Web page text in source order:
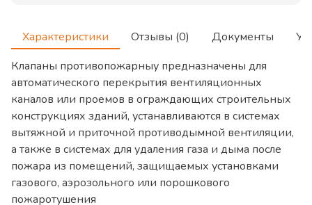
Характеристики Отзывы (0) Документы
Клапаны противопожарныу предназначены для
автоматического перекрытия вентиляционных
каналов или проемов в ограждающих строительных
конструкциях зданий, устанавливаются в системах
вытяжной и приточной противодымной вентиляции,
а также в системах для удаления газа и дыма после
пожара из помещений, защищаемых установками
газового, аэрозольного или порошкового
пожаротушения